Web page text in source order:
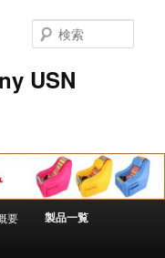
USN
索
要 製品一覧